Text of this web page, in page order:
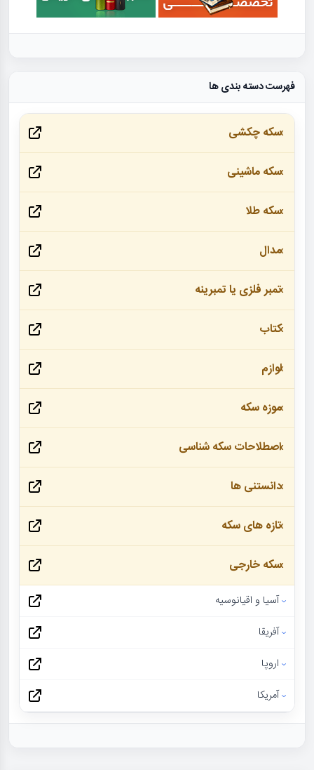
فهرست دسته بندی ها
سکه چکشی
سکه ماشینی
سکه طلا
مدال
تمبر فلزی یا تمبرینه
کتاب
لوازم
موزه سکه
اصطلاحات سکه شناسی
دانستنی ها
تازه های سکه
سکه خارجی
آسیا و اقیانوسیه
آفریقا
اروپا
آمریکا